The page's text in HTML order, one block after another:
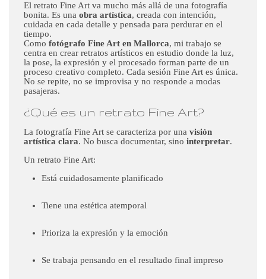
El retrato Fine Art va mucho más allá de una fotografía
bonita. Es una obra artística, creada con intención,
cuidada en cada detalle y pensada para perdurar en el
tiempo.
Como fotógrafo Fine Art en Mallorca, mi trabajo se
centra en crear retratos artísticos en estudio donde la luz,
la pose, la expresión y el procesado forman parte de un
proceso creativo completo. Cada sesión Fine Art es única.
No se repite, no se improvisa y no responde a modas
pasajeras.
¿Qué es un retrato Fine Art?
La fotografía Fine Art se caracteriza por una visión
artística clara. No busca documentar, sino interpretar.
Un retrato Fine Art:
Está cuidadosamente planificado
Tiene una estética atemporal
Prioriza la expresión y la emoción
Se trabaja pensando en el resultado final impreso